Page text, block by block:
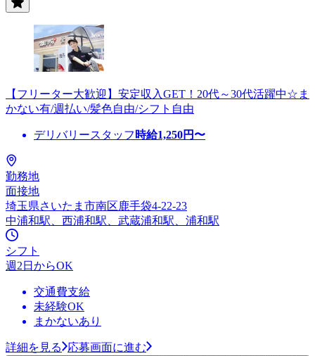
【フリーター大歓迎】安定収入GET！20代～30代活躍中☆ま
かない有/週払い/髪色自由/シフト自由
デリバリースタッフ 時給1,250円〜
勤務地
面接地
埼玉県さいたま市南区鹿手袋4-22-23
中浦和駅、西浦和駅、武蔵浦和駅、浦和駅
シフト
週2日からOK
交通費支給
未経験OK
まかないあり
詳細を見る 応募画面に進む